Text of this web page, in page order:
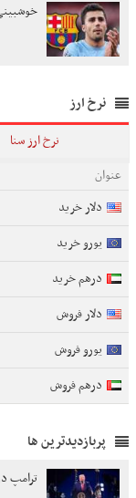
نرخ ارز
نرخ ارز سنا
عنوان
دلار خرید
یورو خرید
درهم خرید
دلار فروش
یورو فروش
درهم فروش
پربازدیدترین ها
ترامپ